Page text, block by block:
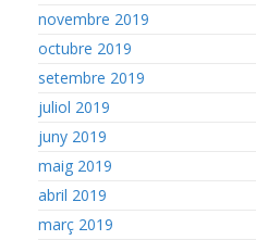
novembre 2019
octubre 2019
setembre 2019
juliol 2019
juny 2019
maig 2019
abril 2019
març 2019